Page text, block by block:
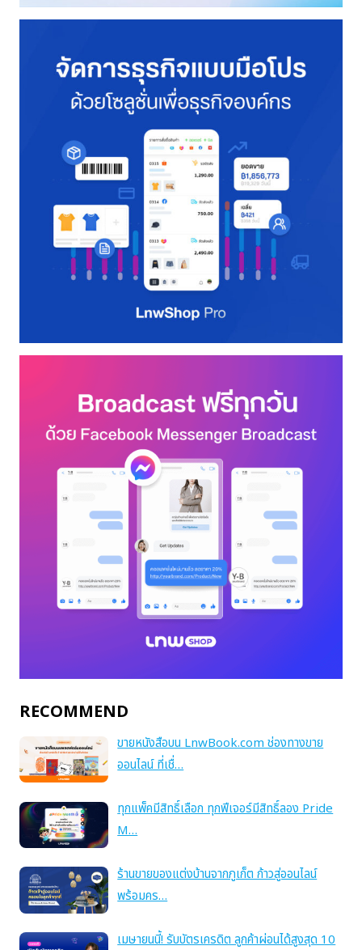
RECOMMEND
ขายหนังสือบน LnwBook.com ช่องทางขาย
ออนไลน์ ที่เชื่…
ทุกแพ็คมีสิทธิ์เลือก ทุกฟีเจอร์มีสิทธิ์ลอง Pride
M…
ร้านขายของแต่งบ้านจากภูเก็ต ก้าวสู่ออนไลน์
พร้อมคร…
เมษายนนี้! รับบัตรเครดิต ลูกค้าผ่อนได้สูงสุด 10